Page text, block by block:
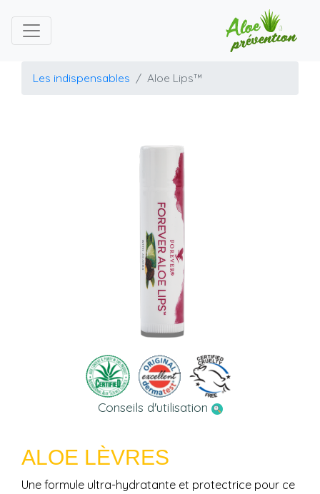
Les indispensables Aloe Lips™
Conseils d'utilisation
ALOE LÈVRES
Une formule ultra-hydratante et protectrice pour ce